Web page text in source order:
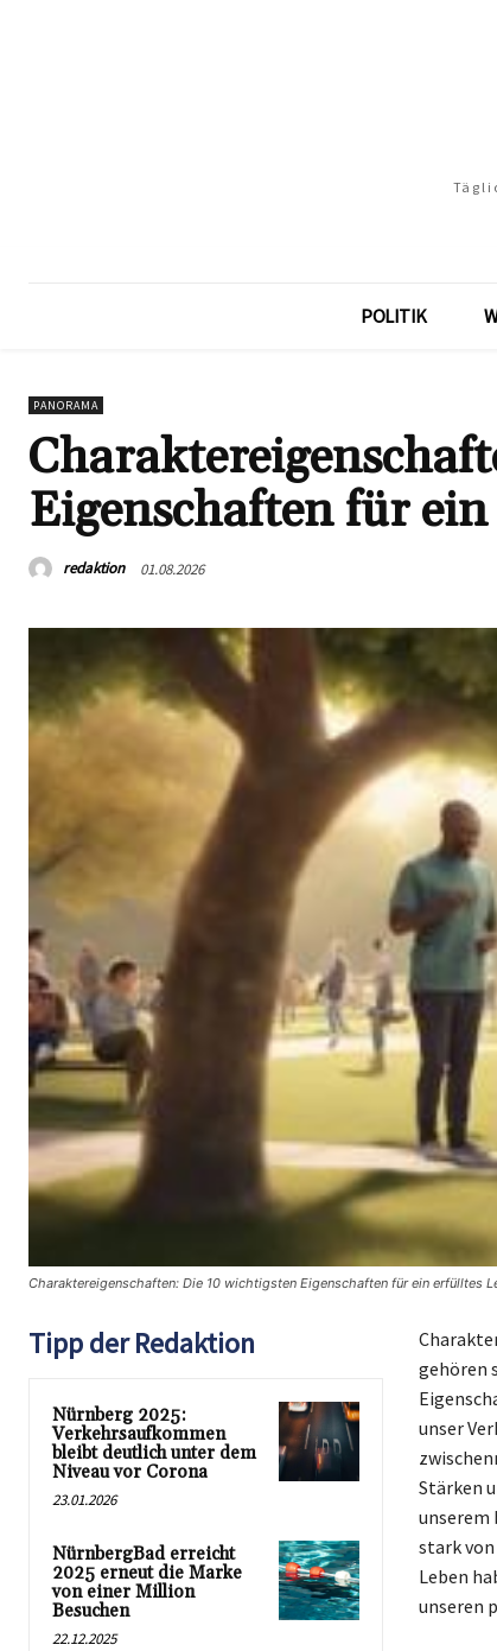
POLITIK
PANORAMA
Eigenschaften für
redaktion 01.08.2026
Charaktereigenschaften: Die 10 wichtigsten Eigenschaften für ein erfülltes
Tipp der Redaktion
Nürnberg 2025:
Verkehrsaufkommen
bleibt deutlich unter dem
Niveau vor Corona
23.01.2026
NürnbergBad erreicht
2025 erneut die Marke
von einer Million
Besuchen
22.12.2025
gehören
unser
Stärken
unserem
stark
Leben
unseren